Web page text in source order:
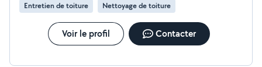
Entretien de toiture Nettoyage de toiture
Voir le profil Contacter